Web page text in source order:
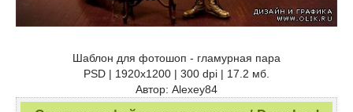
Шаблон для фотошоп - гламурная пара
PSD | 1920x1200 | 300 dpi | 17.2 мб.
Автор: Alexey84